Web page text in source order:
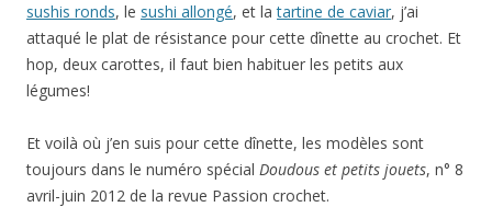
sushis ronds, le sushi allongé, et latartine de caviar, j’ai
attaqué le plat de résistance pour cette dînette au crochet. Et
hop, deux carottes, il faut bien habituer les petits aux
légumes!
Et voilà où j’en suis pour cette dînette, les modèles sont
toujours dans le numéro spécial Doudous et petits jouets, n° 8
avril-juin 2012 de la revue Passion crochet.